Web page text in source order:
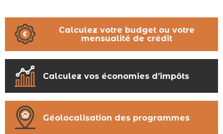
Calculez votre budget ou votre
mensualité de crédit
Calculez vos économies d’impôts
Géolocalisation des programmes